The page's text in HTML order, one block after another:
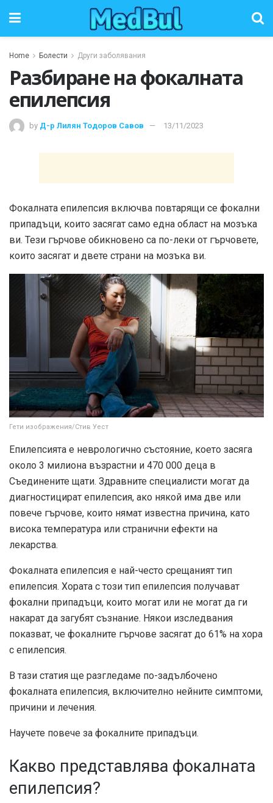
Home Болести Други заболявания
Разбиране на фокалната
епилепсия
by Д-р Лилян Тодоров Савов 13/11/2023
Фокалната епилепсия включва повтарящи се фокални
припадъци, които засягат само една област на мозъка
ви. Тези гърчове обикновено са по-леки от гърчовете,
които засягат и двете страни на мозъка ви.
Гети изображения/Стив Уест
Епилепсията е неврологично състояние, което засяга
около 3 милиона възрастни и 470 000 деца в
Съединените щати. Здравните специалисти могат да
диагностицират епилепсия, ако някой има две или
повече гърчове, които нямат известна причина, като
висока температура или странични ефекти на
лекарства.
Фокалната епилепсия е най-често срещаният тип
епилепсия. Хората с този тип епилепсия получават
фокални припадъци, които могат или не могат да ги
накарат да загубят съзнание. Някои изследвания
показват, че фокалните гърчове засягат до 61% на хора
с епилепсия.
В тази статия ще разгледаме по-задълбочено
фокалната епилепсия, включително нейните симптоми,
причини и лечения.
Научете повече за фокалните припадъци.
Какво представлява фокалната
епилепсия?